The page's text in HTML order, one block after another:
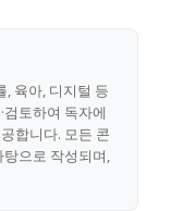
, 육아, 디지털 등
토하여 독자에
합니다. 모든 콘
으로 작성되며,